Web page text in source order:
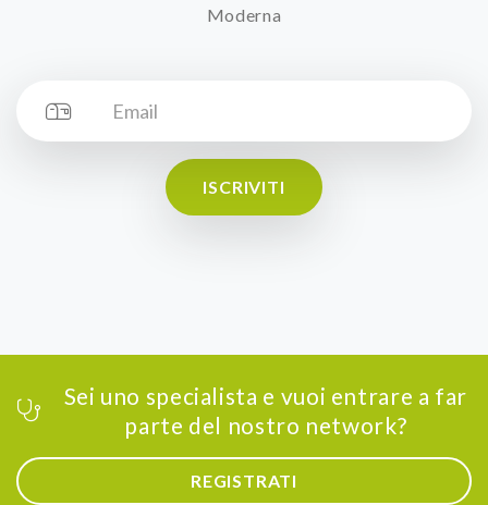
Moderna
ISCRIVITI
Sei uno specialista e vuoi entrare a far
parte del nostro network?
REGISTRATI